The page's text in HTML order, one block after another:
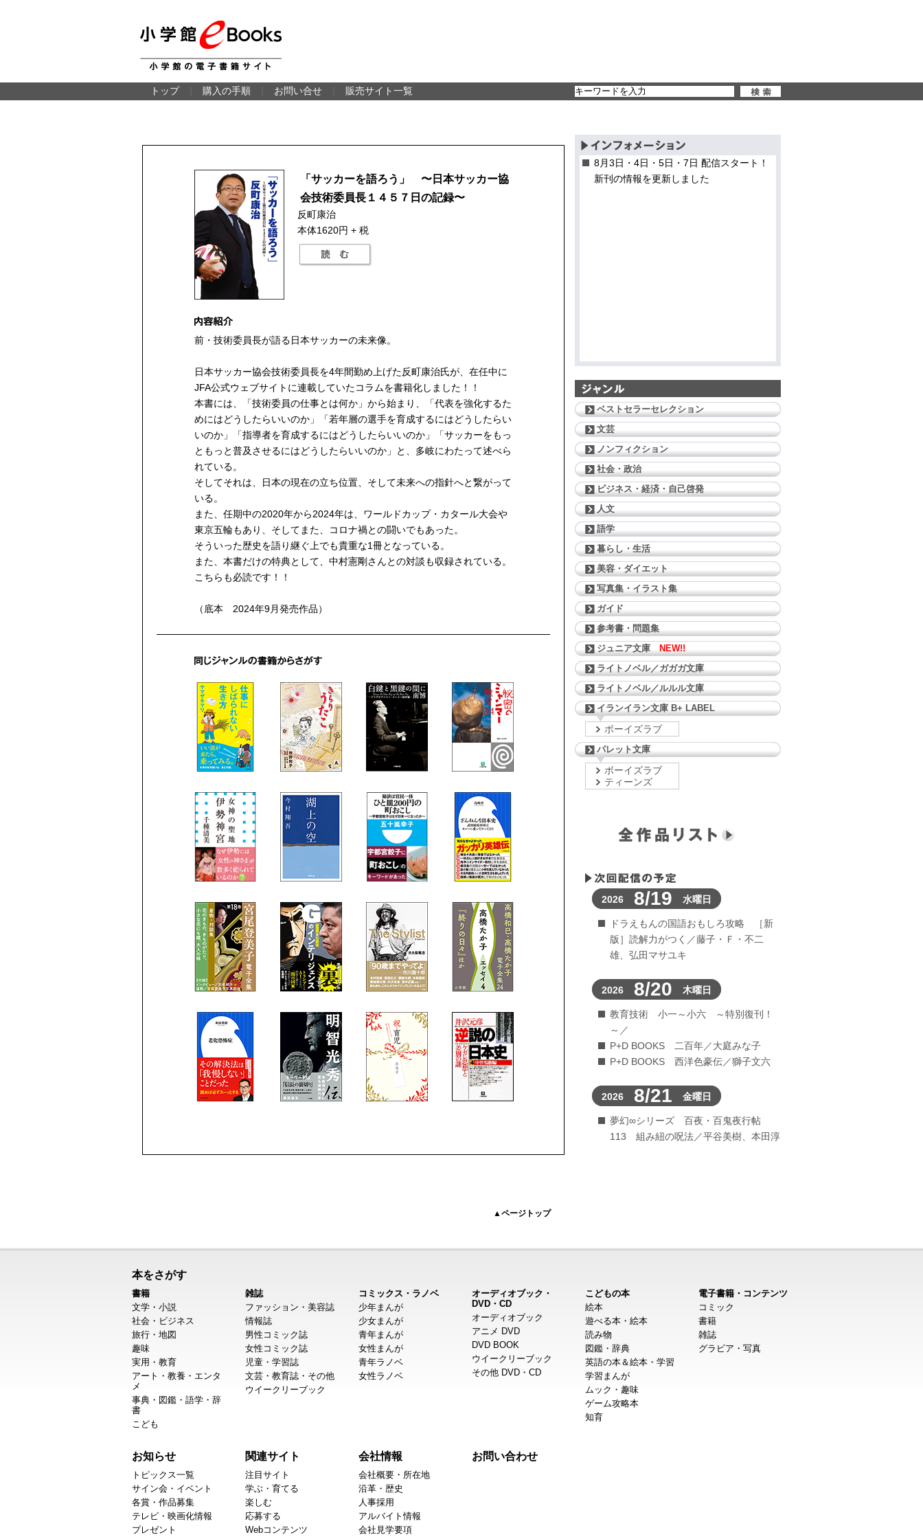
トップ 購入の手順 お問い合せ 販売サイト一覧
「サッカーを語ろう」 〜日本サッカー協
会技術委員長１４５７日の記録〜
反町康治
本体1620円 + 税
前・技術委員長が語る日本サッカーの未来像。
日本サッカー協会技術委員長を4年間勤め上げた反町康治氏が、在任中に
JFA公式ウェブサイトに連載していたコラムを書籍化しました！！
本書には、「技術委員の仕事とは何か」から始まり、「代表を強化するた
めにはどうしたらいいのか」「若年層の選手を育成するにはどうしたらい
いのか」「指導者を育成するにはどうしたらいいのか」「サッカーをもっ
ともっと普及させるにはどうしたらいいのか」と、多岐にわたって述べら
れている。
そしてそれは、日本の現在の立ち位置、そして未来への指針へと繋がって
いる。
また、任期中の2020年から2024年は、ワールドカップ・カタール大会や
東京五輪もあり、そしてまた、コロナ禍との闘いでもあった。
そういった歴史を語り継ぐ上でも貴重な1冊となっている。
また、本書だけの特典として、中村憲剛さんとの対談も収録されている。
こちらも必読です！！
（底本 2024年9月発売作品）
▲ページトップ
8月3日・4日・5日・7日 配信スタート！
新刊の情報を更新しました
ベストセラーセレクション
文芸
ノンフィクション
社会・政治
ビジネス・経済・自己啓発
人文
語学
暮らし・生活
美容・ダイエット
写真集・イラスト集
ガイド
参考書・問題集
ジュニア文庫
NEW!!
ライトノベル／ガガガ文庫
ライトノベル／ルルル文庫
イランイラン文庫 B+ LABEL
ボーイズラブ
パレット文庫
ボーイズラブ
ティーンズ
2026 8/19 水曜日
ドラえもんの国語おもしろ攻略 ［新
版］読解力がつく／藤子・Ｆ・不二
雄、弘田マサユキ
2026 8/20 木曜日
教育技術 小一～小六 ～特別復刊！
～／
P+D BOOKS 二百年／大庭みな子
P+D BOOKS 西洋色豪伝／獅子文六
2026 8/21 金曜日
夢幻∞シリーズ 百夜・百鬼夜行帖
113 組み紐の呪法／平谷美樹、本田淳
本をさがす
書籍
文学・小説
社会・ビジネス
旅行・地図
趣味
実用・教育
アート・教養・エンタ
メ
事典・図鑑・語学・辞
書
こども
雑誌
ファッション・美容誌
情報誌
男性コミック誌
女性コミック誌
児童・学習誌
文芸・教育誌・その他
ウイークリーブック
コミックス・ラノベ
少年まんが
少女まんが
青年まんが
女性まんが
青年ラノベ
女性ラノベ
オーディオブック・
DVD・CD
オーディオブック
アニメ DVD
DVD BOOK
ウイークリーブック
その他 DVD・CD
こどもの本
絵本
遊べる本・絵本
読み物
図鑑・辞典
英語の本＆絵本・学習
学習まんが
ムック・趣味
ゲーム攻略本
知育
電子書籍・コンテンツ
コミック
書籍
雑誌
グラビア・写真
お知らせ
トピックス一覧
サイン会・イベント
各賞・作品募集
テレビ・映画化情報
プレゼント
関連サイト
注目サイト
学ぶ・育てる
楽しむ
応募する
Webコンテンツ
会社情報
会社概要・所在地
沿革・歴史
人事採用
アルバイト情報
会社見学要項
お問い合わせ